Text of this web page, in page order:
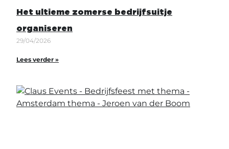
Het ultieme zomerse bedrijfsuitje
organiseren
29/04/2026
Lees verder »